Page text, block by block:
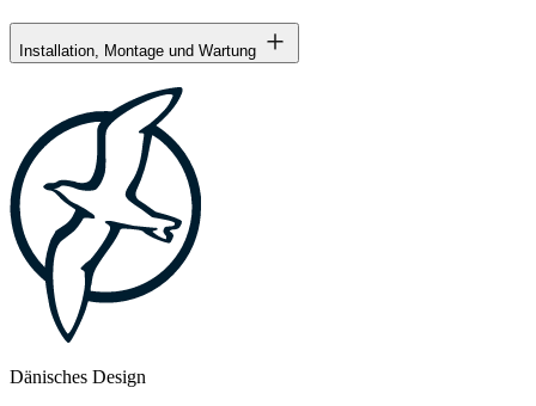
Installation, Montage und Wartung
Dänisches Design